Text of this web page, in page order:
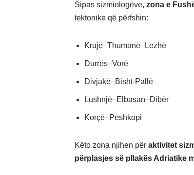
Sipas sizmiologëve, zona e
tektonike që përfshin:
Krujë–Thumanë–Lezhë
Durrës–Vorë
Divjakë–Bisht-Pallë
Lushnjë–Elbasan–Dibër
Korçë–Peshkopi
Këto zona njihen për aktivitet
përplasjes së pllakës Adriatike